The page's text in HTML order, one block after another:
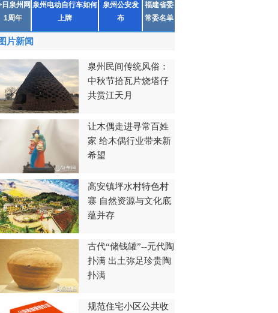
日泉州网
1周年
泉州电动自行车如何
上牌
泉州公安发
布
福建省委
常委名单
片新闻
泉州民间传统风俗：
中秋节拾瓦片烧塔仔
共赏江天月
让木偶走进寻常百姓
家 给木偶行业带来新
希望
高安镇坪水村特色村
寨 自然资源与文化底
蕴并存
古代“储钱罐”--元代陶
扑满 出土弥足珍贵陶
扑满
规范住宅小区公共收